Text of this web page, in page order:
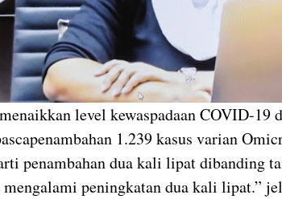
level kewaspadaan COVID-19
1.239 kasus varian
penambahan dua kali lipat dibanding
peningkatan dua kali lipat.”